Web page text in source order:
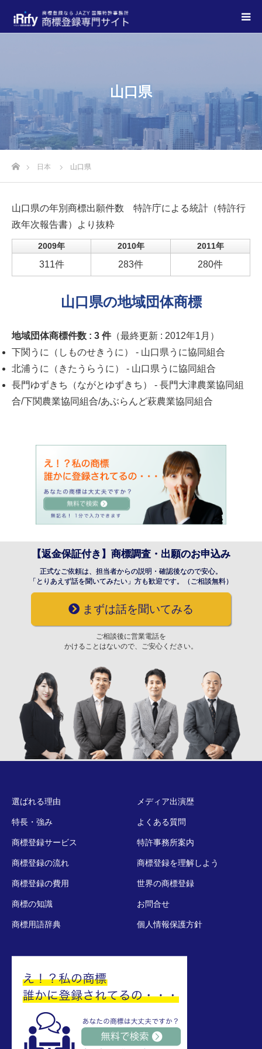
山口県
日本 山口県
山口県の年別商標出願件数 特許庁による統計（特許行
政年次報告書）より抜粋
2009年 2010年 2011年
311件 283件 280件
山口県の地域団体商標
地域団体商標件数 : 3 件（最終更新 : 2012年1月）
下関うに（しものせきうに）
- 山口県うに協同組合
北浦うに（きたうらうに）
- 山口県うに協同組合
長門ゆずきち（ながとゆずきち）
- 長門大津農業協同組
合/下関農業協同組合/あぶらんど萩農業協同組合
【返金保証付き】商標調査・出願のお申込み
正式なご依頼は、担当者からの説明・確認後なので安心。
「とりあえず話を聞いてみたい」方も歓迎です。（ご相談無料）
まずは話を聞いてみる
ご相談後に営業電話を
かけることはないので、ご安心ください。
選ばれる理由
特長・強み
商標登録サービス
商標登録の流れ
商標登録の費用
商標の知識
商標用語辞典
メディア出演歴
よくある質問
特許事務所案内
商標登録を理解しよう
世界の商標登録
お問合せ
個人情報保護方針